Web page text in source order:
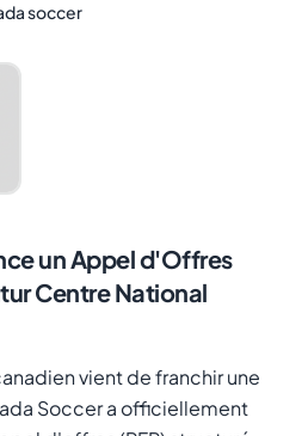
soccer
un Appel d'Offres
Centre National
vient de franchir une
Soccer a officiellement